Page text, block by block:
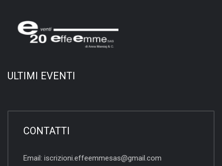
ULTIMI EVENTI
CONTATTI
Email: iscrizioni.effeemmesas@gmail.com